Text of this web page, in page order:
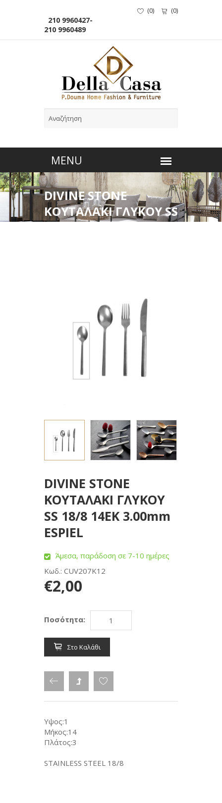
210 9960427-
210 9960489
(0) (0)
DIVINE STONE
ΚΟΥΤΑΛΑΚΙ ΓΛΥΚΟΥ SS
18/8 14ΕΚ 3.00mm
DIVINE STONE
ΚΟΥΤΑΛΑΚΙ ΓΛΥΚΟΥ
SS 18/8 14ΕΚ 3.00mm
ESPIEL
Άμεσα, παράδοση σε 7-10 ημέρες
Κωδ.: CUV207K12
€2,00
Ποσότητα:
Στο Καλάθι
Υψος:1
Μήκος:14
Πλάτος:3
STAINLESS STEEL 18/8